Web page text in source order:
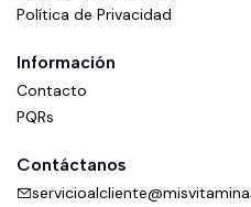
Política de Privacidad
Información
Contacto
PQRs
Contáctanos